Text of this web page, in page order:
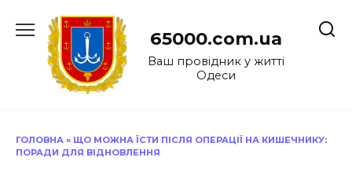
до
65000.com.ua
Ваш провідник у житті
Одеси
ГОЛОВНА » ЩО МОЖНА ЇСТИ ПІСЛЯ ОПЕРАЦІЇ НА КИШЕЧНИКУ:
ПОРАДИ ДЛЯ ВІДНОВЛЕННЯ